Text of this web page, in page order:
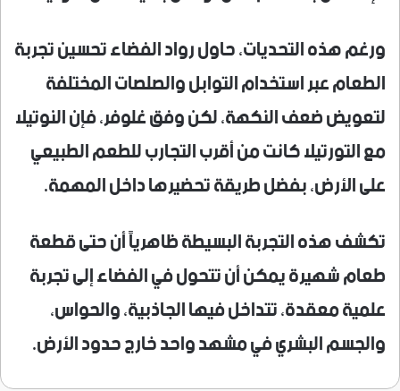
ورغم هذه التحديات، حاول رواد الفضاء تحسين تجربة
الطعام عبر استخدام التوابل والصلصات المختلفة
لتعويض ضعف النكهة، لكن وفق غلوفر، فإن النوتيلا
مع التورتيلا كانت من أقرب التجارب للطعم الطبيعي
على الأرض، بفضل طريقة تحضيرها داخل المهمة.
تكشف هذه التجربة البسيطة ظاهرياً أن حتى قطعة
طعام شهيرة يمكن أن تتحول في الفضاء إلى تجربة
علمية معقدة، تتداخل فيها الجاذبية، والحواس،
والجسم البشري في مشهد واحد خارج حدود الأرض.